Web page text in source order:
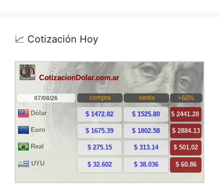
📈 Cotización Hoy